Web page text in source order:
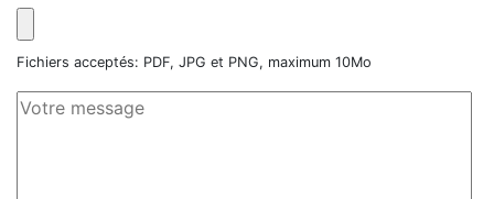
Fichiers acceptés: PDF, JPG et PNG, maximum 10Mo